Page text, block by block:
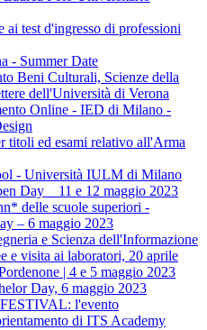
ai test d'ingresso di professioni
- Summer Date
Beni Culturali, Scienze della
dell'Università di Verona
Online - IED di Milano -
titoli ed esami relativo all'Arma
- Università IULM di Milano
Day _ 11 e 12 maggio 2023
delle scuole superiori -
– 6 maggio 2023
e Scienza dell'Informazione
e visita ai laboratori, 20 aprile
| 4 e 5 maggio 2023
Day, 6 maggio 2023
l'evento
di ITS Academy